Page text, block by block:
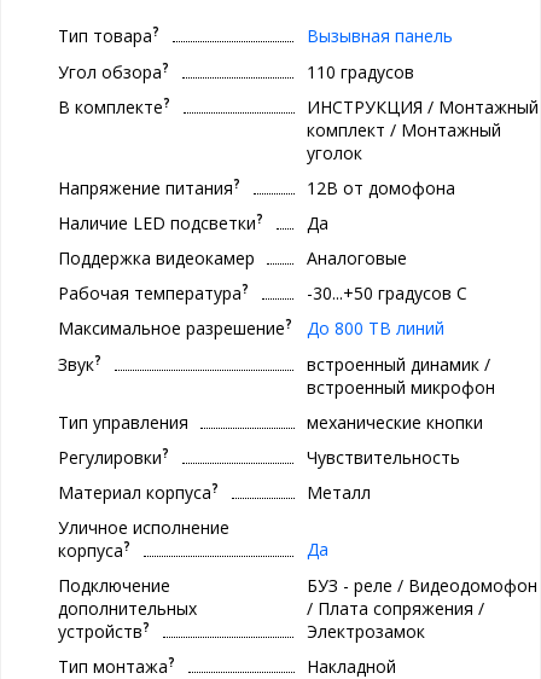
Тип товара?
Вызывная панель
Угол обзора?
110 градусов
В комплекте?
ИНСТРУКЦИЯ / Монтажный
комплект / Монтажный
уголок
Напряжение питания?
12В от домофона
Наличие LED подсветки?
Да
Поддержка видеокамер
Аналоговые
Рабочая температура?
-30...+50 градусов С
Максимальное разрешение?
До 800 ТВ линий
Звук?
встроенный динамик /
встроенный микрофон
Тип управления
механические кнопки
Регулировки?
Чувствительность
Материал корпуса?
Металл
Уличное исполнение
корпуса?
Да
Подключение
дополнительных
устройств?
БУЗ - реле / Видеодомофон
/ Плата сопряжения /
Электрозамок
Тип монтажа?
Накладной